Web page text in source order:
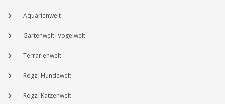
Aquarienwelt
Gartenwelt|Vogelwelt
Terrarienwelt
Rogz|Hundewelt
Rogz|Katzenwelt